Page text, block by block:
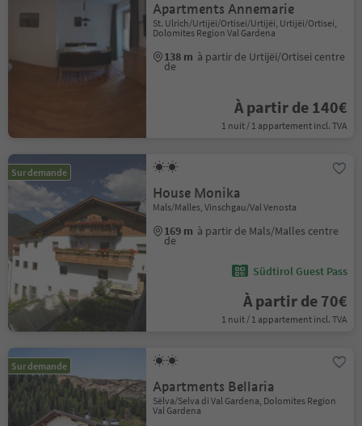
Apartments Annemarie
St. Ulrich/Urtijëi/Ortisei/Urtijëi, Urtijëi/Ortisei,
Dolomites Region Val Gardena
138 m à partir de Urtijëi/Ortisei centre
de
À partir de 140€
1 nuit / 1 appartement incl. TVA
Sur demande
House Monika
Mals/Malles, Vinschgau/Val Venosta
169 m à partir de Mals/Malles centre
de
Südtirol Guest Pass
À partir de 70€
1 nuit / 1 appartement incl. TVA
Sur demande
Apartments Bellaria
Sëlva/Selva di Val Gardena, Dolomites Region
Val Gardena